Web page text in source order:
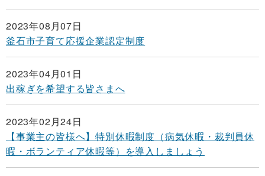
2023年08月07日
釜石市子育て応援企業認定制度
2023年04月01日
出稼ぎを希望する皆さまへ
2023年02月24日
【事業主の皆様へ】特別休暇制度（病気休暇・裁判員休
暇・ボランティア休暇等）を導入しましょう